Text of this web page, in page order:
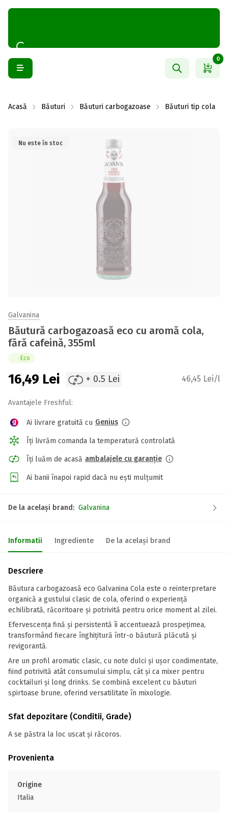
0
Acasă Băuturi Băuturi carbogazoase Băuturi tip cola
Nu este în stoc
Galvanina
Băutură carbogazoasă eco cu aromă cola,
fără cafeină, 355ml
Eco
16,49 Lei + 0.5 Lei 46,45 Lei/l
Avantajele Freshful:
Ai livrare gratuită cu Genius
Îți livrăm comanda la temperatură controlată
Îți luăm de acasă ambalajele cu garanție
Ai banii înapoi rapid dacă nu ești mulțumit
De la același brand: Galvanina
Informatii Ingrediente De la același brand
Descriere
Băutura carbogazoasă eco Galvanina Cola este o reinterpretare
organică a gustului clasic de cola, oferind o experiență
echilibrată, răcoritoare și potrivită pentru orice moment al zilei.
Efervescența fină și persistentă îi accentuează prospețimea,
transformând fiecare înghițitură într-o băutură plăcută și
revigorantă.
Are un profil aromatic clasic, cu note dulci și ușor condimentate,
fiind potrivită atât consumului simplu, cât și ca mixer pentru
cocktailuri și long drinks. Se combină excelent cu băuturi
spirtoase brune, oferind versatilitate în mixologie.
Sfat depozitare (Conditii, Grade)
A se păstra la loc uscat și răcoros.
Provenienta
Origine
Italia